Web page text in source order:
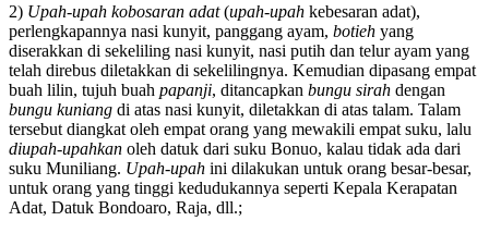
2) Upah-upah kobosaran adat(upah-upah kebesaran adat),
perlengkapannya nasi kunyit, panggang ayam, botieh yang
diserakkan di sekeliling nasi kunyit, nasi putih dan telur ayam yang
telah direbus diletakkan di sekelilingnya. Kemudian dipasang empat
buah lilin, tujuh buah papanji, ditancapkan bungu sirah dengan
bungu kuniang di atas nasi kunyit, diletakkan di atas talam. Talam
tersebut diangkat oleh empat orang yang mewakili empat suku, lalu
diupah-upahkan oleh datuk dari suku Bonuo, kalau tidak ada dari
suku Muniliang. Upah-upah ini dilakukan untuk orang besar-besar,
untuk orang yang tinggi kedudukannya seperti Kepala Kerapatan
Adat, Datuk Bondoaro, Raja, dll.;